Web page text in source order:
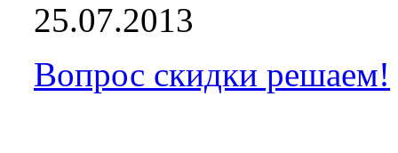
25.07.2013
Вопрос скидки решаем!